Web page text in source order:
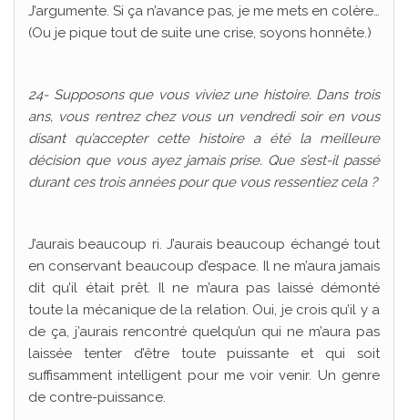
J’argumente. Si ça n’avance pas, je me mets en colère…
(Ou je pique tout de suite une crise, soyons honnête.)
24- Supposons que vous viviez une histoire. Dans trois
ans, vous rentrez chez vous un vendredi soir en vous
disant qu’accepter cette histoire a été la meilleure
décision que vous ayez jamais prise. Que s’est-il passé
durant ces trois années pour que vous ressentiez cela ?
J’aurais beaucoup ri. J’aurais beaucoup échangé tout
en conservant beaucoup d’espace. Il ne m’aura jamais
dit qu’il était prêt. Il ne m’aura pas laissé démonté
toute la mécanique de la relation. Oui, je crois qu’il y a
de ça, j’aurais rencontré quelqu’un qui ne m’aura pas
laissée tenter d’être toute puissante et qui soit
suffisamment intelligent pour me voir venir. Un genre
de contre-puissance.